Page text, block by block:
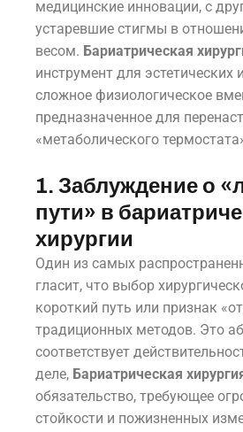
медицинские инновации, с
устаревшие стигмы в
весом. Бариатрическая
инструмент для эстетических
сложное физиологическое
предназначенное для
«метаболического
1. Заблуждение о
пути» в
хирургии
Один из самых
гласит, что выбор
короткий путь или признак
традиционных методов. Это
соответствует
деле, Бариатрическая
обязательство, требующее
стойкости и пожизненных